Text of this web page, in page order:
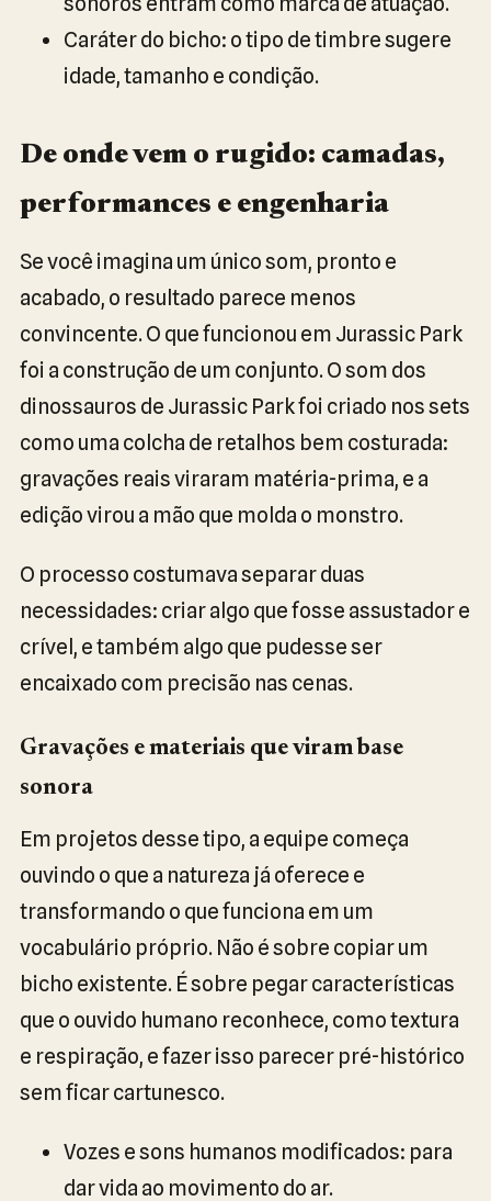
Caráter do bicho: o tipo de timbre sugere
idade, tamanho e condição.
De onde vem o rugido: camadas,
performances e engenharia
Se você imagina um único som, pronto e
acabado, o resultado parece menos
convincente. O que funcionou em Jurassic Park
foi a construção de um conjunto. O som dos
dinossauros de Jurassic Park foi criado nos sets
como uma colcha de retalhos bem costurada:
gravações reais viraram matéria-prima, e a
edição virou a mão que molda o monstro.
O processo costumava separar duas
necessidades: criar algo que fosse assustador e
crível, e também algo que pudesse ser
encaixado com precisão nas cenas.
Gravações e materiais que viram base
sonora
Em projetos desse tipo, a equipe começa
ouvindo o que a natureza já oferece e
transformando o que funciona em um
vocabulário próprio. Não é sobre copiar um
bicho existente. É sobre pegar características
que o ouvido humano reconhece, como textura
e respiração, e fazer isso parecer pré-histórico
sem ficar cartunesco.
Vozes e sons humanos modificados: para
dar vida ao movimento do ar.